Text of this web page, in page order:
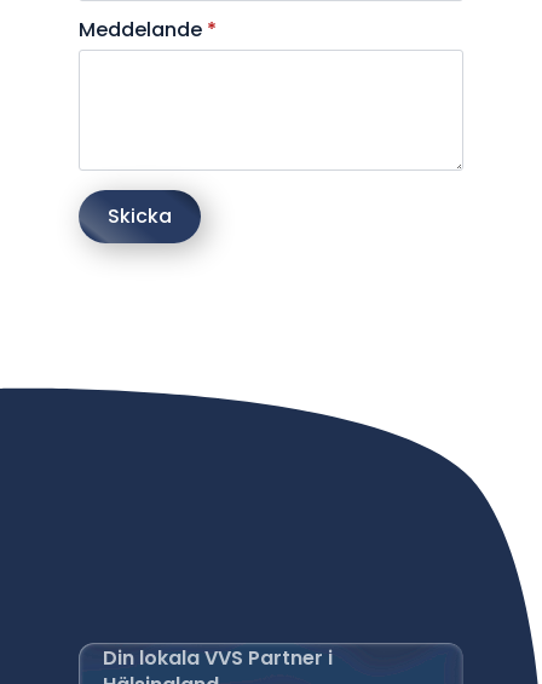
Meddelande *
Skicka
Din lokala VVS Partner i